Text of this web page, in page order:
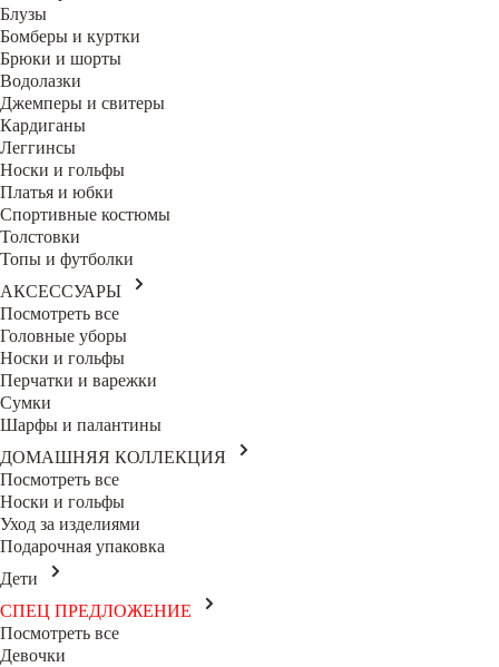
Блузы
Бомберы и куртки
Брюки и шорты
Водолазки
Джемперы и свитеры
Кардиганы
Леггинсы
Носки и гольфы
Платья и юбки
Спортивные костюмы
Толстовки
Топы и футболки
АКСЕССУАРЫ
Посмотреть все
Головные уборы
Носки и гольфы
Перчатки и варежки
Сумки
Шарфы и палантины
ДОМАШНЯЯ КОЛЛЕКЦИЯ
Посмотреть все
Носки и гольфы
Уход за изделиями
Подарочная упаковка
Дети
СПЕЦ ПРЕДЛОЖЕНИЕ
Посмотреть все
Девочки